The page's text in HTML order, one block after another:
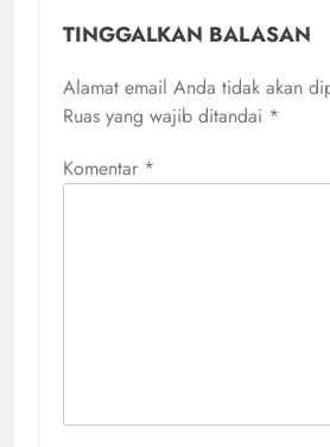
TINGGALKAN BALASAN
Alamat email Anda tidak akan
Ruas yang wajib ditandai *
Komentar *